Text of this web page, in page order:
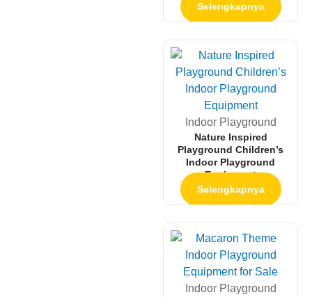
Selengkapnya
Indoor Playground
Nature Inspired
Playground Children’s
Indoor Playground
Equipment
Selengkapnya
Indoor Playground